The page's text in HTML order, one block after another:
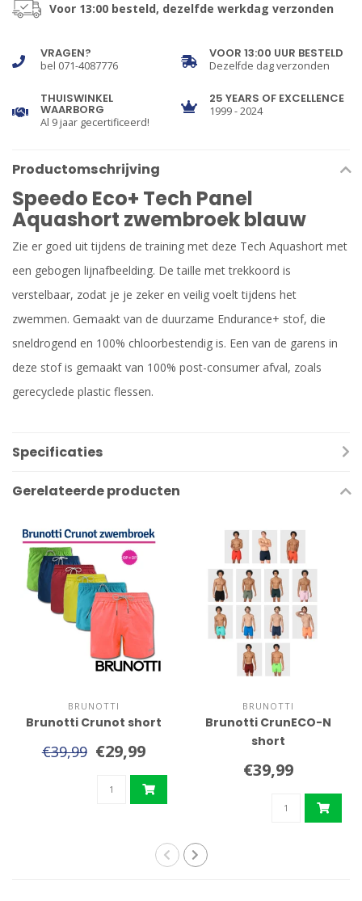
Voor 13:00 besteld, dezelfde werkdag verzonden
VRAGEN?
bel 071-4087776
VOOR 13:00 UUR BESTELD
Dezelfde dag verzonden
THUISWINKEL
WAARBORG
Al 9 jaar gecertificeerd!
25 YEARS OF EXCELLENCE
1999 - 2024
Productomschrijving
Speedo Eco+ Tech Panel
Aquashort zwembroek blauw
Zie er goed uit tijdens de training met deze Tech Aquashort met
een gebogen lijnafbeelding. De taille met trekkoord is
verstelbaar, zodat je je zeker en veilig voelt tijdens het
zwemmen. Gemaakt van de duurzame Endurance+ stof, die
sneldrogend en 100% chloorbestendig is. Een van de garens in
deze stof is gemaakt van 100% post-consumer afval, zoals
gerecyclede plastic flessen.
Specificaties
Gerelateerde producten
BRUNOTTI
Brunotti Crunot short
€39,99 €29,99
BRUNOTTI
Brunotti CrunECO-N
short
€39,99